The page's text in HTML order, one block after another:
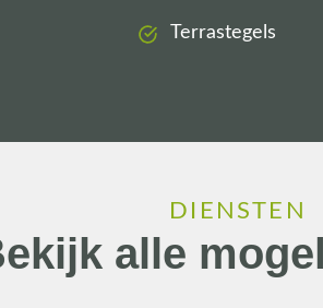
Terrastegels
DIENSTEN
alle